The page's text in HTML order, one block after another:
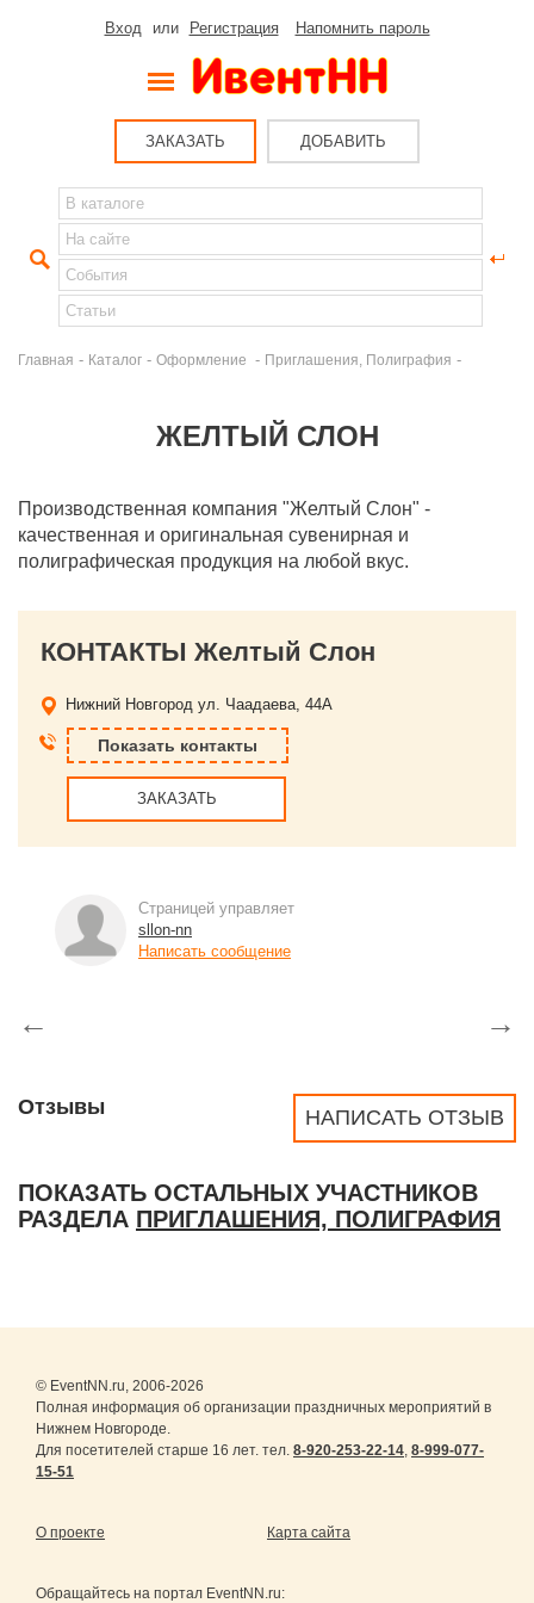
Вход или Регистрация Напомнить пароль
ЗАКАЗАТЬ ДОБАВИТЬ
Главная - Каталог - Оформление - Приглашения, Полиграфия -
ЖЕЛТЫЙ СЛОН
Производственная компания "Желтый Слон" -
качественная и оригинальная сувенирная и
полиграфическая продукция на любой вкус.
КОНТАКТЫ Желтый Слон
Нижний Новгород ул. Чаадаева, 44А
Показать контакты
ЗАКАЗАТЬ
Страницей управляет
sllon-nn
Написать сообщение
← →
НАПИСАТЬ ОТЗЫВ
Отзывы
ПОКАЗАТЬ ОСТАЛЬНЫХ УЧАСТНИКОВ
РАЗДЕЛА ПРИГЛАШЕНИЯ, ПОЛИГРАФИЯ
© EventNN.ru, 2006-2026
Полная информация об организации праздничных мероприятий в
Нижнем Новгороде.
Для посетителей старше 16 лет. тел. 8-920-253-22-14, 8-999-077-
15-51
О проекте Карта сайта
Обращайтесь на портал EventNN.ru: